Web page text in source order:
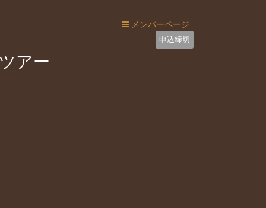
メンバーページ
申込締切
アー